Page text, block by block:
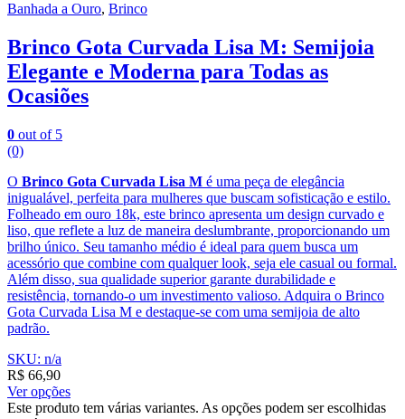
Banhada a Ouro, Brinco
Brinco Gota Curvada Lisa M: Semijoia
Elegante e Moderna para Todas as
Ocasiões
0 out of 5
(0)
O Brinco Gota Curvada Lisa M é uma peça de elegância
inigualável, perfeita para mulheres que buscam sofisticação e estilo.
Folheado em ouro 18k, este brinco apresenta um design curvado e
liso, que reflete a luz de maneira deslumbrante, proporcionando um
brilho único. Seu tamanho médio é ideal para quem busca um
acessório que combine com qualquer look, seja ele casual ou formal.
Além disso, sua qualidade superior garante durabilidade e
resistência, tornando-o um investimento valioso. Adquira o Brinco
Gota Curvada Lisa M e destaque-se com uma semijoia de alto
padrão.
SKU: n/a
R$ 66,90
Ver opções
Este produto tem várias variantes. As opções podem ser escolhidas